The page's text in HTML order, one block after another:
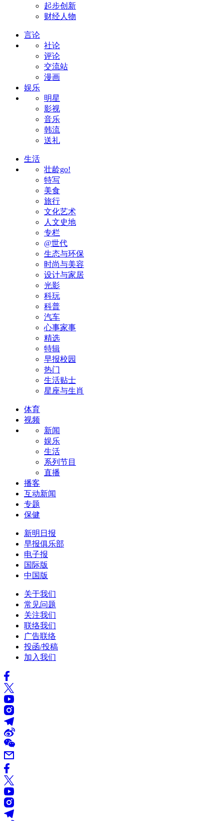
起步创新
财经人物
言论
社论
评论
交流站
漫画
娱乐
明星
影视
音乐
韩流
送礼
生活
壮龄go!
特写
美食
旅行
文化艺术
人文史地
专栏
@世代
生态与环保
时尚与美容
设计与家居
光影
科玩
科普
汽车
心事家事
精选
特辑
早报校园
热门
生活贴士
星座与生肖
体育
视频
新闻
娱乐
生活
系列节目
直播
播客
互动新闻
专题
保健
新明日报
早报俱乐部
电子报
国际版
中国版
关于我们
常见问题
关注我们
联络我们
广告联络
投函/投稿
加入我们